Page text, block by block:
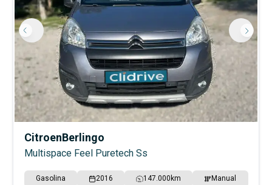
CitroenBerlingo
Multispace Feel Puretech Ss
Gasolina 2016 147.000 km Manual